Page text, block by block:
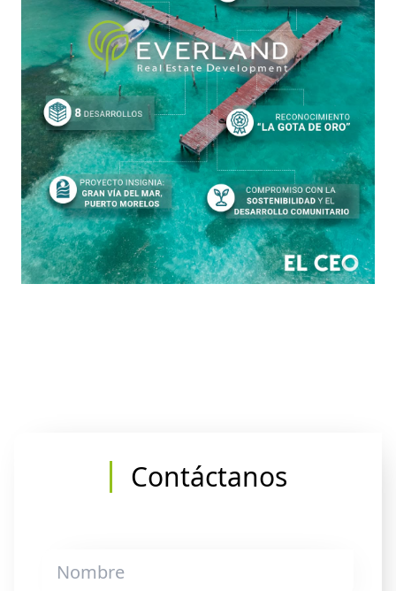
Contáctanos